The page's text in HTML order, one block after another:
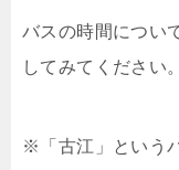
バスの時間につい
してみてください。
※「古江」という